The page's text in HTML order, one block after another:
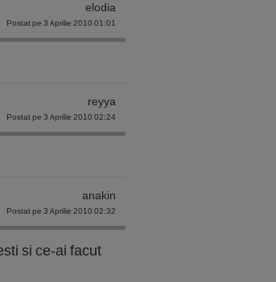
elodia
Postat pe 3 Aprilie 2010 01:01
reyya
Postat pe 3 Aprilie 2010 02:24
anakin
Postat pe 3 Aprilie 2010 02:32
si ce-ai facut